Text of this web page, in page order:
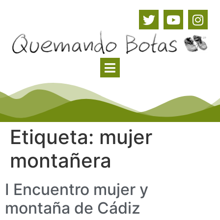
Etiqueta: mujer
montañera
I Encuentro mujer y
montaña de Cádiz